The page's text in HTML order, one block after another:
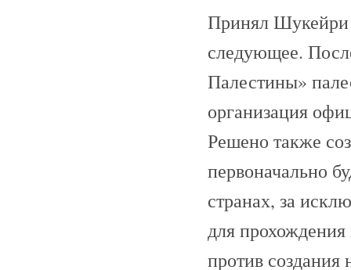
Принял Шукейри
следующее.
Палестины»
организация
Решено также
первоначально
странах, за
для
против создания